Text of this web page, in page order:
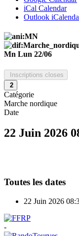
iCal Calendar
Outlook
Mn Lun 22/06
Inscriptions closes
2
Catégorie
Marche nordique
Date
22 Juin 2026
Toutes les dates
22 Juin 2026
-